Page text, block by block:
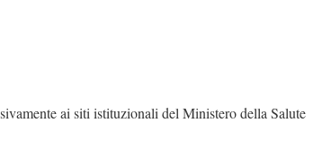
ai siti istituzionali del Ministero della Salute